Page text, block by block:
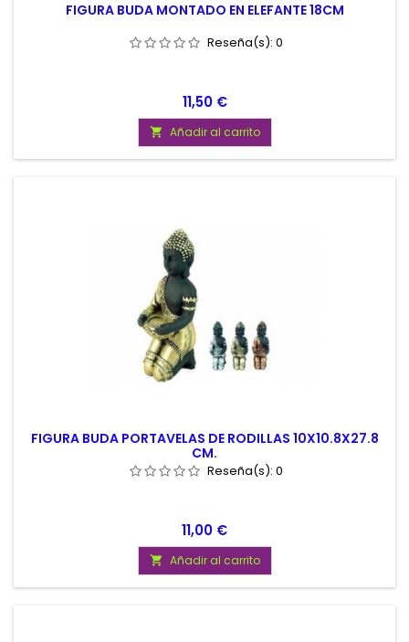
FIGURA BUDA MONTADO EN ELEFANTE 18CM
Reseña(s): 0
Precio
11,50 €
 Añadir al carrito
FIGURA BUDA PORTAVELAS DE RODILLAS 10X10.8X27.8
CM.
Reseña(s): 0
Precio
11,00 €
 Añadir al carrito